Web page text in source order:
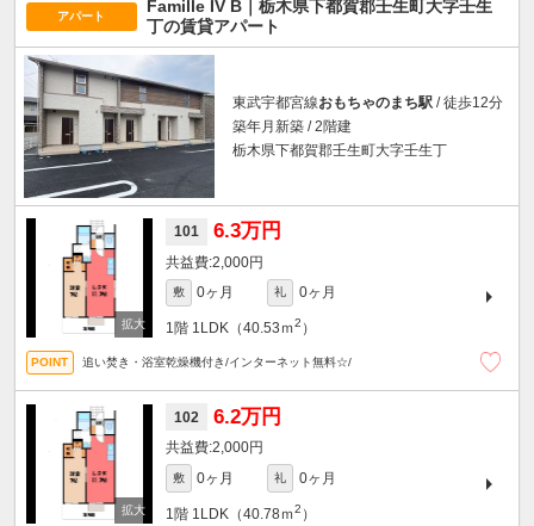
アパート
Famille IV B｜栃木県下都賀郡壬生町大字壬生
丁の賃貸アパート
東武宇都宮線おもちゃのまち駅 / 徒歩12分
築年月新築 / 2階建
栃木県下都賀郡壬生町大字壬生丁
101 6.3万円
2,000円
敷 0ヶ月 礼 0ヶ月
1階 1LDK（40.53ｍ2 ）
追い焚き・浴室乾燥機付き/インターネット無料☆/
102 6.2万円
2,000円
敷 0ヶ月 礼 0ヶ月
1階 1LDK（40.78ｍ2 ）